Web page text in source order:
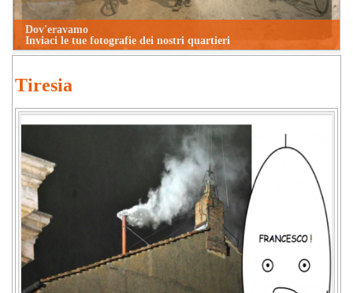
Dov'eravamo
Inviaci le tue fotografie dei nostri quartieri
Tiresia